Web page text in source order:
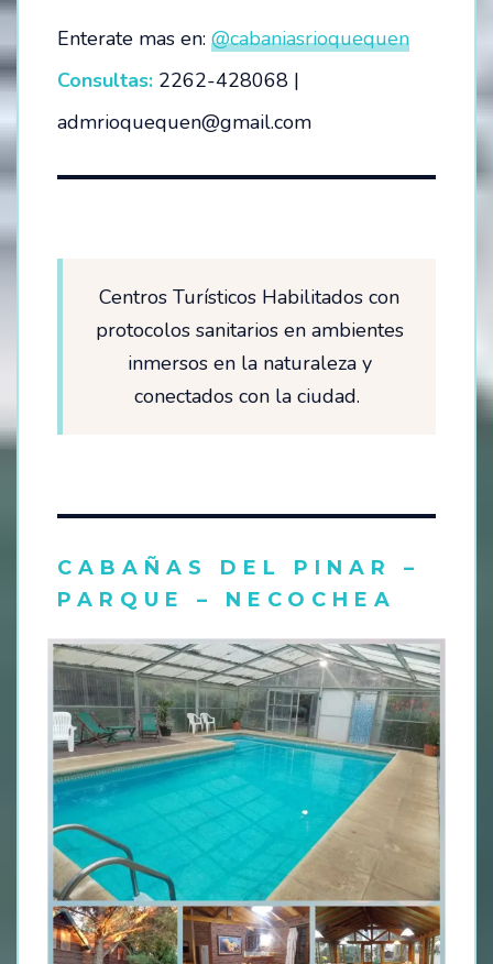
Enterate mas en: @cabaniasrioquequen
Consultas: 2262-428068 |
admrioquequen@gmail.com
Centros Turísticos Habilitados con
protocolos sanitarios en ambientes
inmersos en la naturaleza y
conectados con la ciudad.
CABAÑAS DEL PINAR –
PARQUE – NECOCHEA